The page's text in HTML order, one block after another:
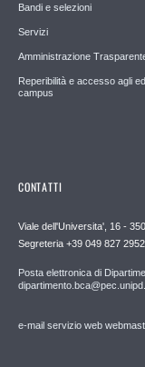
Bandi e selezioni
Servizi
Amministrazione
Reperibilità e accesso agli
campus
CONTATTI
Viale dell'Universita', 16 -
Segreteria +39 049 827 2952
Posta elettronica di
e-mail servizio web